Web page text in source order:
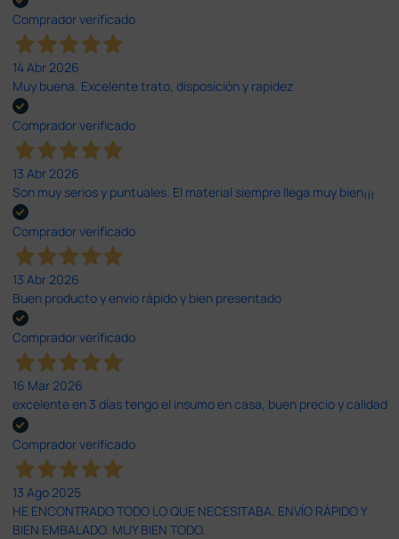
Comprador verificado
14 Abr 2026
Muy buena. Excelente trato, disposición y rapidez
Comprador verificado
13 Abr 2026
Son muy serios y puntuales. El material siempre llega muy bien¡¡¡
Comprador verificado
13 Abr 2026
Buen producto y envío rápido y bien presentado
Comprador verificado
16 Mar 2026
excelente en 3 días tengo el insumo en casa, buen precio y calidad
Comprador verificado
13 Ago 2025
HE ENCONTRADO TODO LO QUE NECESITABA. ENVÍO RÁPIDO Y
BIEN EMBALADO. MUY BIEN TODO.